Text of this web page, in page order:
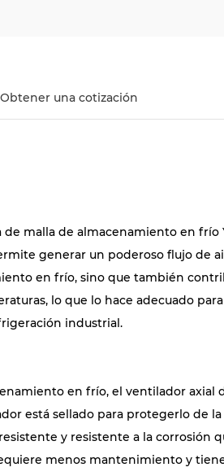
Obtener una cotización
malla de almacenamiento en frío
generar un poderoso flujo de
en frío, sino que también
lo que lo hace adecuado
industrial.
en frío, el ventilador
está sellado para protegerlo de
y resistente a la corrosión
menos mantenimiento y